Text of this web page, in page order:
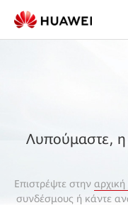
Λυπούμαστε, η
Επιστρέψτε στην αρχική
συνδέσμους ή κάντε